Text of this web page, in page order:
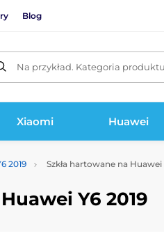
Blog
Na przykład. Kategoria produktu
Xiaomi Huawei
2019 Szkła hartowane na Huawei
Y6 2019